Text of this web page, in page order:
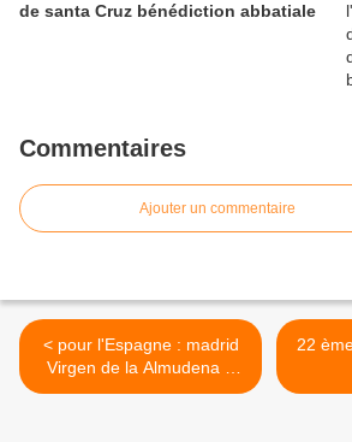
de santa Cruz bénédiction abbatiale
Commentaires
Ajouter un commentaire
< pour l'Espagne : madrid
Virgen de la Almudena 9
Novembre.
22